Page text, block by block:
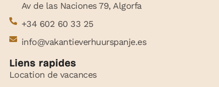
Av de las Naciones 79, Algorfa
+34 602 60 33 25
info@vakantieverhuurspanje.es
Liens rapides
Location de vacances